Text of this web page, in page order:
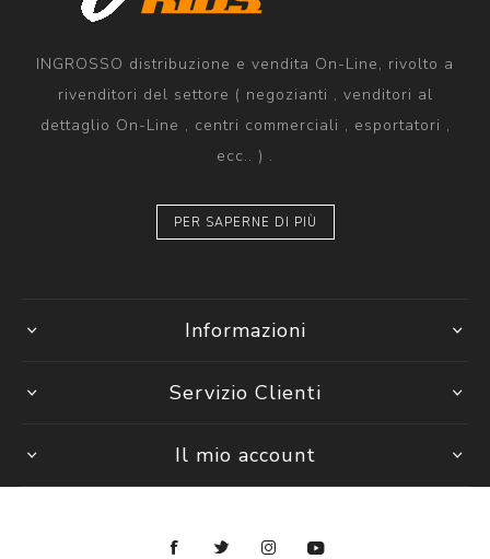
INGROSSO distribuzione e vendita On-Line, rivolto a
rivenditori del settore ( negozianti , venditori al
dettaglio On-Line , centri commerciali , esportatori ,
ecc.. ) .
PER SAPERNE DI PIÙ
Informazioni
Servizio Clienti
Il mio account